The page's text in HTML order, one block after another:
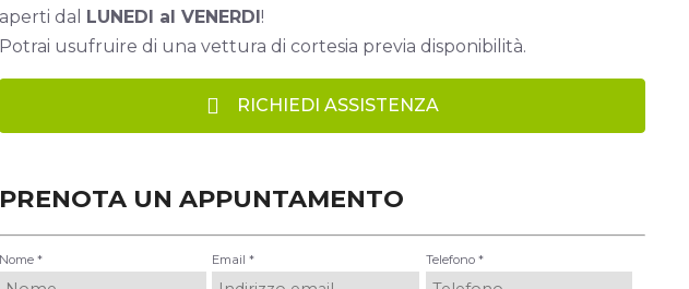
aperti dal
LUNEDI al VENERDI!
Potrai usufruire di una vettura di cortesia previa disponibilità.
RICHIEDI ASSISTENZA
PRENOTA UN APPUNTAMENTO
Nome * Email * Telefono *